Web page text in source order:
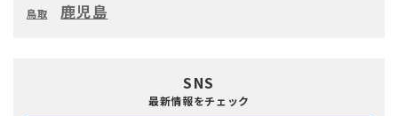
鳥取 鹿児島
SNS
最新情報をチェック